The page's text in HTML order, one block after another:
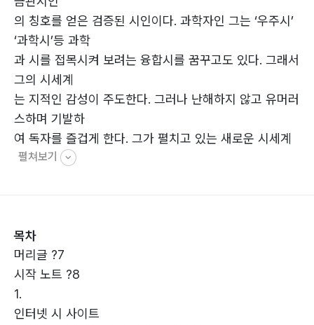
의 칭호를 얻은 검증된 시인이다. 과학자인 그는 ‘우주시’
‘과학시’등 과학
과 시를 접목시켜 보려는 융합시를 꿈꾸고도 있다. 그래서
그의 시세계
는 지적인 감성이 주도한다. 그러나 난해하지 않고 유머러
스하며 기발하
여 독자를 즐겁게 한다. 그가 펼치고 있는 새로운 시세계
가 한국시의 지
펼쳐보기
목차
머리글 ?7
시작 노트 ?8
1.
인터넷 시 사이트